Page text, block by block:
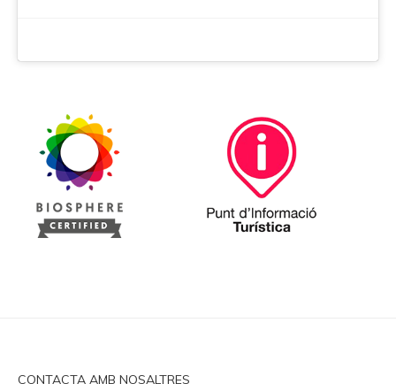
CONTACTA AMB NOSALTRES